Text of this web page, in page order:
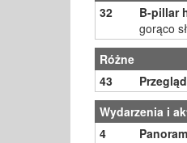
32
B-pillar
gorąco
Różne
43
Wydarzenia i
4